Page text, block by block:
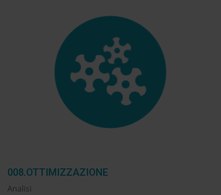
008.OTTIMIZZAZIONE
Analisi